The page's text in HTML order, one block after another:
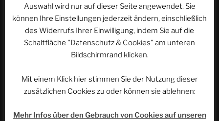
Beitragsnavigation
Beitrag
Reisende Reporter und der Obsidian-Priester von
Yucatan – Teil 3: Tulum und Cobá | ACSOLAR #313
Nächster
WEITER
Auswahl wird nur auf dieser Seite angewendet. Sie
können Ihre Einstellungen jederzeit ändern, einschließlich
des Widerrufs Ihrer Einwilligung, indem Sie auf die
Schaltfläche "Datenschutz & Cookies" am unteren
Bildschirmrand klicken.
Mit einem Klick hier stimmen Sie der Nutzung dieser
zusätzlichen Cookies zu oder können sie ablehnen:
Mehr Infos über den Gebrauch von Cookies auf unseren